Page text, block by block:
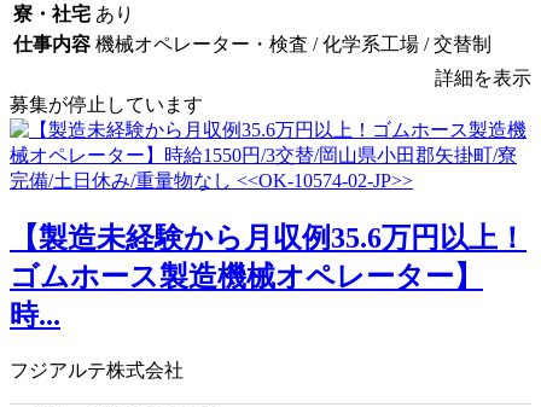
寮・社宅 あり
仕事内容 機械オペレーター・検査 / 化学系工場 / 交替制
詳細を表示
募集が停止しています
【製造未経験から月収例35.6万円以上！
ゴムホース製造機械オペレーター】
時...
フジアルテ株式会社